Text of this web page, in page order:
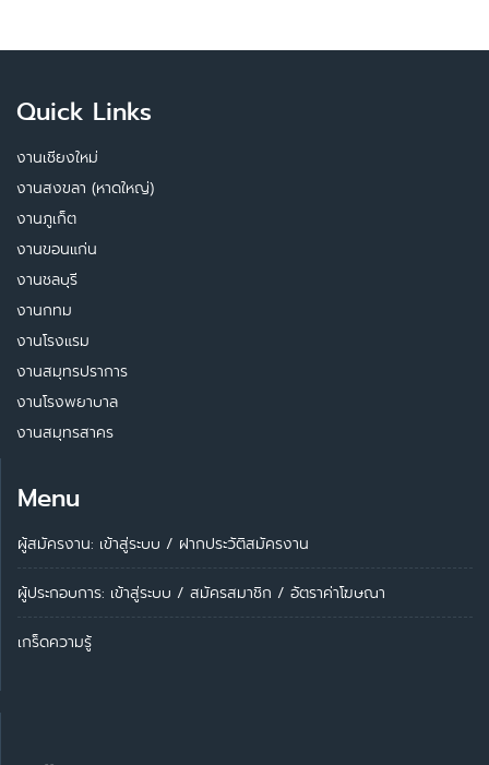
Quick Links
งานเชียงใหม่
งานสงขลา (หาดใหญ่)
งานภูเก็ต
งานขอนแก่น
งานชลบุรี
งานกทม
งานโรงแรม
งานสมุทรปราการ
งานโรงพยาบาล
งานสมุทรสาคร
Menu
ผู้สมัครงาน: เข้าสู่ระบบ / ฝากประวัติสมัครงาน
ผู้ประกอบการ: เข้าสู่ระบบ / สมัครสมาชิก / อัตราค่าโฆษณา
เกร็ดความรู้